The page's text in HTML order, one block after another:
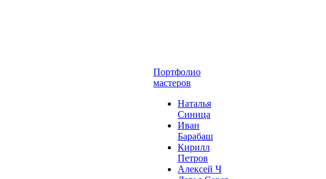
Портфолио
мастеров
Наталья
Синица
Иван
Барабаш
Кирилл
Петров
Алексей Ч